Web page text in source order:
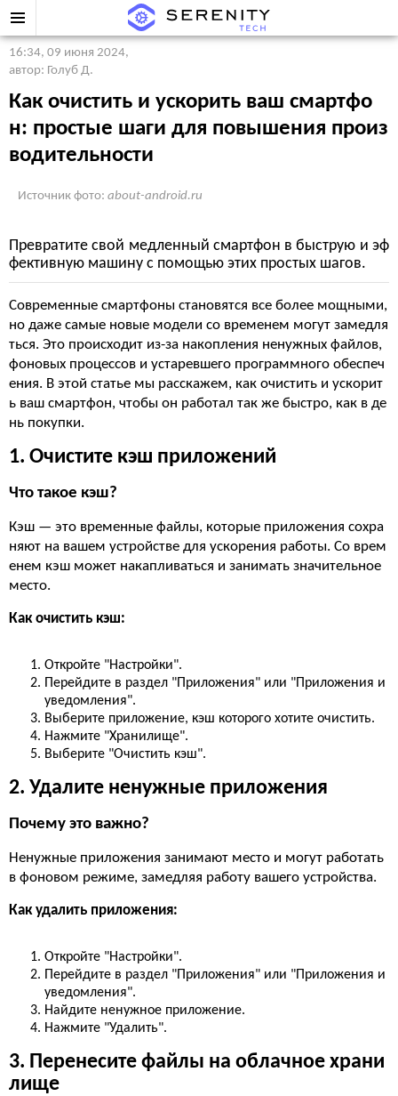
16:34, 09 июня 2024,
автор: Голуб Д.
Как очистить и ускорить ваш смартфо
н: простые шаги для повышения произ
водительности
Источник фото: about-android.ru
Превратите свой медленный смартфон в быструю и эф
фективную машину с помощью этих простых шагов.
Современные смартфоны становятся все более мощными,
но даже самые новые модели со временем могут замедля
ться. Это происходит из-за накопления ненужных файлов,
фоновых процессов и устаревшего программного обеспеч
ения. В этой статье мы расскажем, как очистить и ускорит
ь ваш смартфон, чтобы он работал так же быстро, как в де
нь покупки.
1. Очистите кэш приложений
Что такое кэш?
Кэш — это временные файлы, которые приложения сохра
няют на вашем устройстве для ускорения работы. Со врем
енем кэш может накапливаться и занимать значительное
место.
Как очистить кэш:
Откройте "Настройки".
Перейдите в раздел "Приложения" или "Приложения и
уведомления".
Выберите приложение, кэш которого хотите очистить.
Нажмите "Хранилище".
Выберите "Очистить кэш".
2. Удалите ненужные приложения
Почему это важно?
Ненужные приложения занимают место и могут работать
в фоновом режиме, замедляя работу вашего устройства.
Как удалить приложения:
Откройте "Настройки".
Перейдите в раздел "Приложения" или "Приложения и
уведомления".
Найдите ненужное приложение.
Нажмите "Удалить".
3. Перенесите файлы на облачное храни
лище